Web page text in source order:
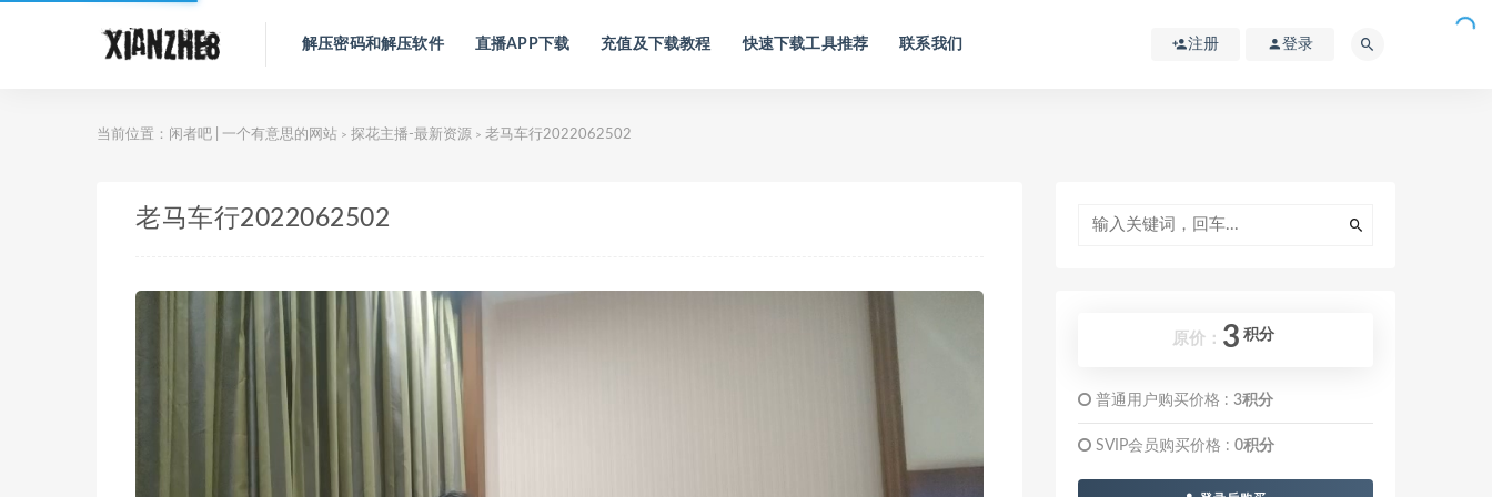
解压密码和解压软件 直播APP下载 充值及下载教程 快速下载工具推荐 联系我们 注册 登录
当前位置： 闲者吧 | 一个有意思的网站 > 探花主播-最新资源 > 老马车行2022062502
老马车行2022062502
原价： 3 积分
普通用户购买价格 : 3积分
SVIP会员购买价格 : 0积分